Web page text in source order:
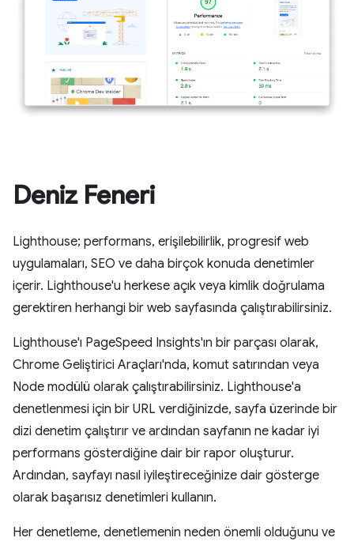
Deniz Feneri
Lighthouse; performans, erişilebilirlik, progresif web
uygulamaları, SEO ve daha birçok konuda denetimler
içerir. Lighthouse'u herkese açık veya kimlik doğrulama
gerektiren herhangi bir web sayfasında çalıştırabilirsiniz.
Lighthouse'ı PageSpeed Insights'ın bir parçası olarak,
Chrome Geliştirici Araçları'nda, komut satırından veya
Node modülü olarak çalıştırabilirsiniz. Lighthouse'a
denetlenmesi için bir URL verdiğinizde, sayfa üzerinde bir
dizi denetim çalıştırır ve ardından sayfanın ne kadar iyi
performans gösterdiğine dair bir rapor oluşturur.
Ardından, sayfayı nasıl iyileştireceğinize dair gösterge
olarak başarısız denetimleri kullanın.
Her denetleme, denetlemenin neden önemli olduğunu ve